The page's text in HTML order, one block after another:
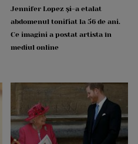
Jennifer Lopez și-a etalat
abdomenul tonifiat la 56 de ani.
Ce imagini a postat artista în
mediul online